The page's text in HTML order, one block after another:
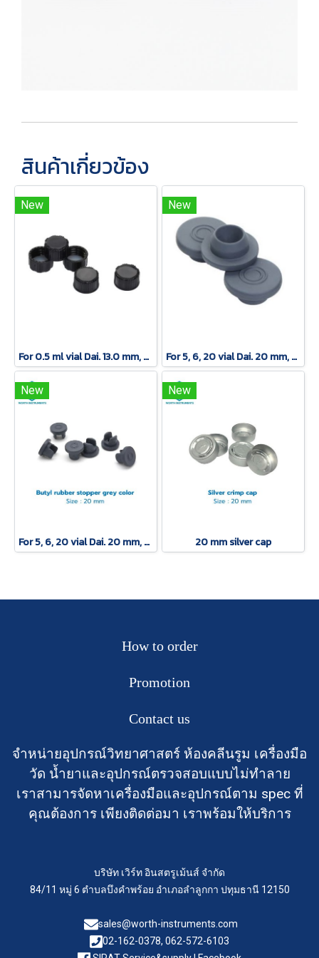
สินค้าเกี่ยวข้อง
New
For 0.5 ml vial Dai. 13.0 mm, Black solid cap and PE septa
New
For 5, 6, 20 vial Dai. 20 mm, Chlorobutyl Rubber Stopper
New
For 5, 6, 20 vial Dai. 20 mm, Chlorobutyl Rubber Stopper
New
20 mm silver cap
How to order
Promotion
Contact us
จำหน่ายอุปกรณ์วิทยาศาสตร์ ห้องคลีนรูม เครื่องมือ
วัด น้ำยาและอุปกรณ์ตรวจสอบแบบไม่ทำลาย
เราสามารจัดหาเครื่องมือและอุปกรณ์ตาม spec ที่
คุณต้องการ เพียงติดต่อมา เราพร้อมให้บริการ
บริษัท เวิร์ท อินสตรูเม้นส์ จำกัด
84/11 หมู่ 6 ตำบลบึงคำพร้อย อำเภอลำลูกกา ปทุมธานี 12150
sales@worth-instruments.com
02-162-0378, 062-572-6103